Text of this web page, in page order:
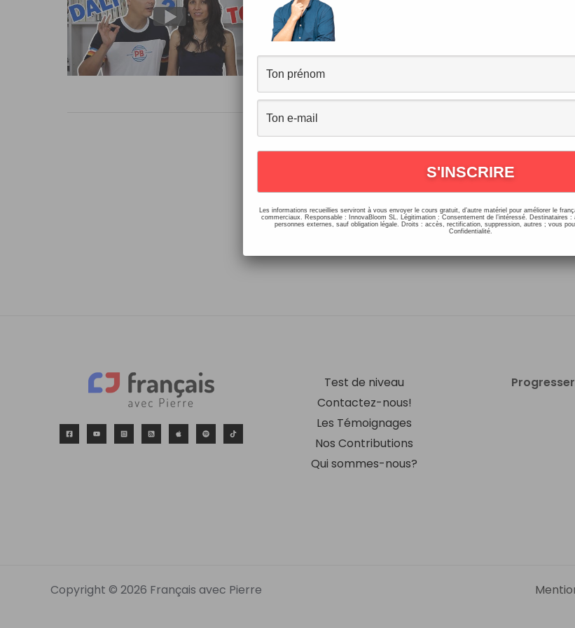
7 commentaires
Bonjour à toutes et à tous ! Aujourd’hui, avec Noemi,
à plein de questions concernant les différents
DELF A1, […]
Test de niveau
Contactez-nous!
Les Témoignages
Nos Contributions
Qui sommes-nous?
Copyright © 2026 Français avec Pierre
Les informations recueillies serviront à vous envoyer le cours gratuit, d’autre matériel pour améliorer le
commerciaux. Responsable : InnovaBloom SL. Légitimation : Consentement de l’intéressé. Destinataires :
personnes externes, sauf obligation légale. Droits : accès, rectification, suppression, autres ; vous
Confidentialité.